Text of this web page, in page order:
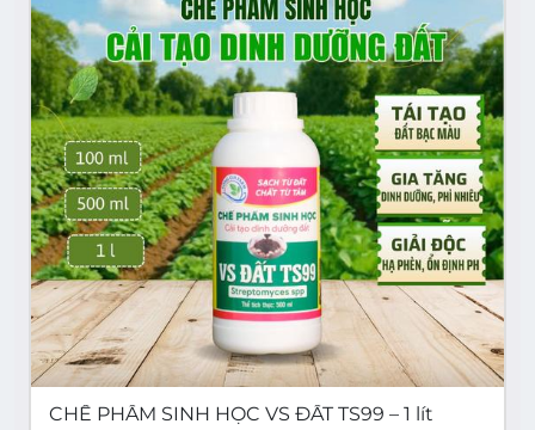
CHẾ PHẨM SINH HỌC VS ĐẤT TS99 – 1 lít